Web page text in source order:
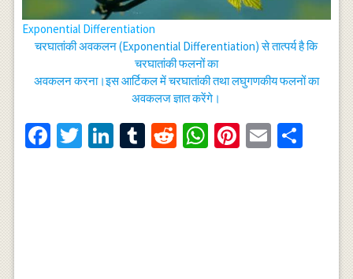
Exponential Differentiation
चरघातांकी अवकलन (Exponential Differentiation) से तात्पर्य है कि
चरघातांकी फलनों का
अवकलन करना।इस आर्टिकल में चरघातांकी तथा लघुगणकीय फलनों का
अवकलज ज्ञात करेंगे।
Facebook
Twitter
LinkedIn
Tumblr
RedditWhatsApp
Pinterest
Email